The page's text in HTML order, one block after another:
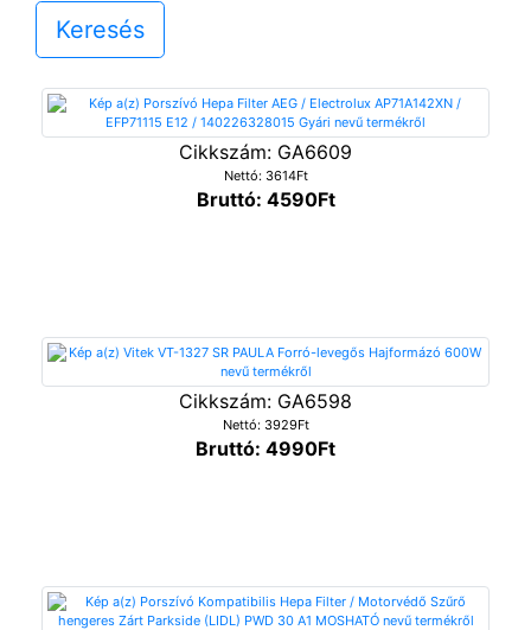
Keresés
Cikkszám: GA6609
Nettó: 3614Ft
Bruttó: 4590Ft
Cikkszám: GA6598
Nettó: 3929Ft
Bruttó: 4990Ft